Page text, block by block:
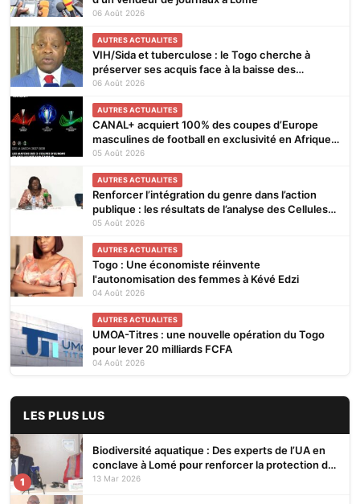
06 Août 2026
AUTRES ACTUALITES
VIH/Sida et tuberculose : le Togo cherche à
préserver ses acquis face à la baisse des
financements
06 Août 2026
AUTRES ACTUALITES
CANAL+ acquiert 100% des coupes d’Europe
masculines de football en exclusivité en Afrique
subsaharienne pour 4 saisons jusqu’en 2031
05 Août 2026
AUTRES ACTUALITES
Renforcer l’intégration du genre dans l’action
publique : les résultats de l’analyse des Cellules
Focales Genre restitués à Lomé
05 Août 2026
AUTRES ACTUALITES
Togo : Une économiste réinvente
l'autonomisation des femmes à Kévé Edzi
04 Août 2026
AUTRES ACTUALITES
UMOA-Titres : une nouvelle opération du Togo
pour lever 20 milliards FCFA
04 Août 2026
LES PLUS LUS
1
Biodiversité aquatique : Des experts de l’UA en
conclave à Lomé pour renforcer la protection des
écosystèmes
13 Mar 2026